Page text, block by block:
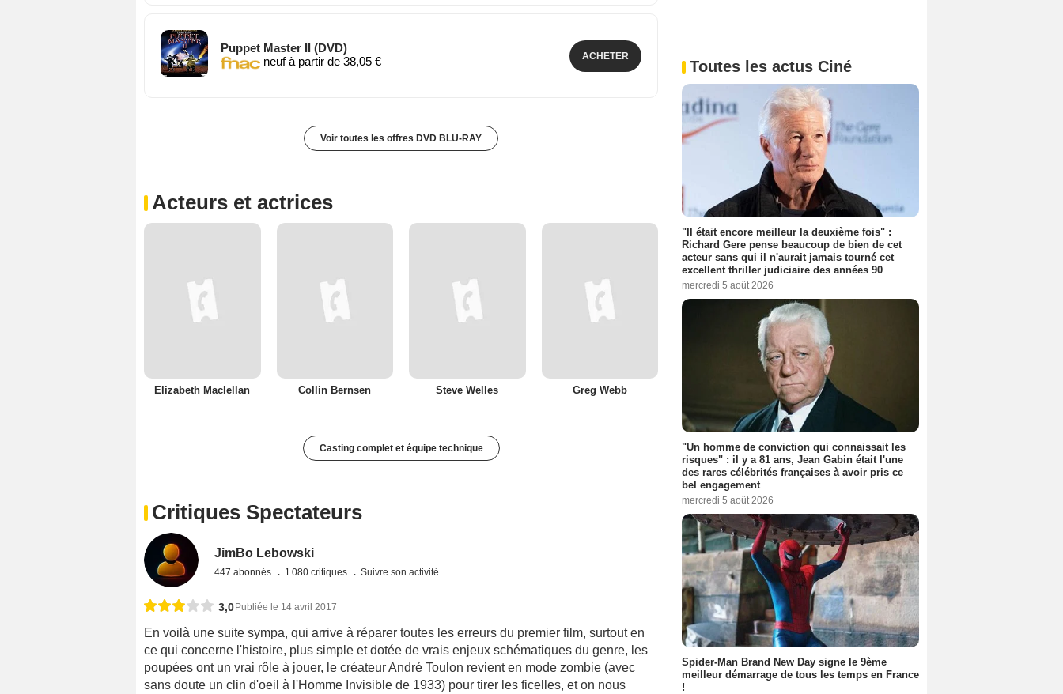
Puppet Master II (DVD)
neuf à partir de 38,05 €
ACHETER
Voir toutes les offres DVD BLU-RAY
Acteurs et actrices
Elizabeth Maclellan Collin Bernsen Steve Welles Greg Webb
Casting complet et équipe technique
Critiques Spectateurs
JimBo Lebowski
447 abonnés 1 080 critiques Suivre son activité
3,0 Publiée le 14 avril 2017
En voilà une suite sympa, qui arrive à réparer toutes les erreurs du premier film, surtout en
ce qui concerne l'histoire, plus simple et dotée de vrais enjeux schématiques du genre, les
poupées ont un vrai rôle à jouer, le créateur André Toulon revient en mode zombie (avec
sans doute un clin d'oeil à l'Homme Invisible de 1933) pour tirer les ficelles, et on nous
Toutes les actus Ciné
"Il était encore meilleur la deuxième fois" :
Richard Gere pense beaucoup de bien de cet
acteur sans qui il n'aurait jamais tourné cet
excellent thriller judiciaire des années 90
mercredi 5 août 2026
"Un homme de conviction qui connaissait les
risques" : il y a 81 ans, Jean Gabin était l'une
des rares célébrités françaises à avoir pris ce
bel engagement
mercredi 5 août 2026
Spider-Man Brand New Day signe le 9ème
meilleur démarrage de tous les temps en France
!